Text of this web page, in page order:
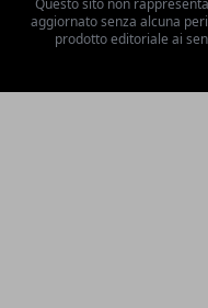
aggiornato senza alcuna
prodotto editoriale ai